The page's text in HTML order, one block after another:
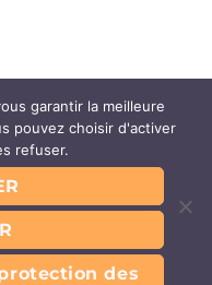
d’Utilisation du service
Prestations
données
garantir la meilleure
pouvez choisir d'activer
refuser.
des